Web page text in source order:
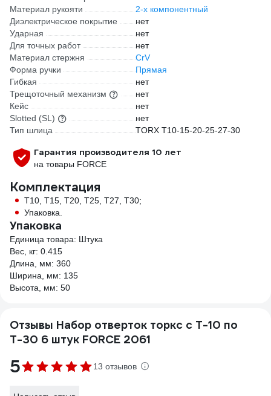
Материал рукояти
2-х компонентный
Диэлектрическое покрытие
нет
Ударная
нет
Для точных работ
нет
Материал стержня
CrV
Форма ручки
Прямая
Гибкая
нет
Трещоточный механизм
нет
Кейс
нет
Slotted (SL)
нет
Тип шлица
TORX T10-15-20-25-27-30
Гарантия производителя 10 лет
на товары FORCE
Комплектация
T10, T15, T20, T25, T27, T30;
Упаковка.
Упаковка
Единица товара: Штука
Вес, кг: 0.415
Длина, мм: 360
Ширина, мм: 135
Высота, мм: 50
Отзывы Набор отверток торкс с Т-10 по
Т-30 6 штук FORCE 2061
5 13 отзывов